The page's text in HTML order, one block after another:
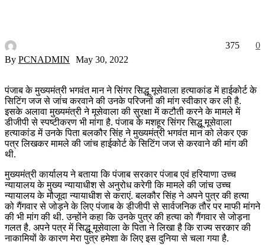
By PCNADMIN May 30, 2022
0
375
पंजाब के मुख्यमंत्री भगवंत मान ने सिंगर सिद्धू मूसेवाला हत्याकांड में हाईकोर्ट के
सिटिंग जज से जांच करवाने की उनके परिजनों की मांग स्वीकार कर ली है.
इसके अलावा मुख्यमंत्री ने मूसेवाला की सुरक्षा में कटौती करने के मामले में
डीजीपी से स्पष्टीकरण भी मांगा है. पंजाब के मशहूर सिंगर सिद्धू मूसेवाला
हत्याकांड में उनके पिता बलकौर सिंह ने मुख्यमंत्री भगवंत मान को लेकर एक
पत्र लिखकर मामले की जांच हाईकोर्ट के सिटिंग जज से करवाने की मांग की
थी.
मुख्यमंत्री कार्यालय ने बताया कि पंजाब सरकार पंजाब एवं हरियाणा उच्च
न्यायालय के मुख्य न्यायाधीश से अनुरोध करेगी कि मामले की जांच उच्च
न्यायालय के मौजूदा न्यायाधीश से कराएं. बलकौर​ सिंह ने अपने पुत्र की हत्या
को गैंगवार से जोड़ने के लिए पंजाब के डीजीपी से सार्वजनिक तौर पर माफी मांगने
की भी मांग की थी. उन्होंने कहा कि उनके पुत्र की हत्या को गैंगवार से जोड़ना
गलत है. अपने पत्र में सिद्धू मूसेवाला के पिता ने लिखा है कि राज्य सरकार की
नाकामियों के कारण मेरा पुत्र हमेशा के लिए इस दुनिया से चला गया है.